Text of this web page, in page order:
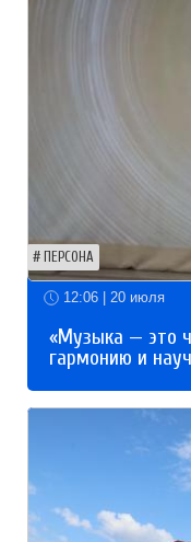
ПЕРСОНА
12:06 | 20 июля
«Музыка — это
гармонию и